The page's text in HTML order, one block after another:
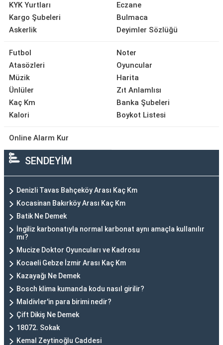
KYK Yurtları
Kargo Şubeleri
Askerlik
Eczane
Bulmaca
Deyimler Sözlüğü
Futbol
Atasözleri
Müzik
Ünlüler
Kaç Km
Kalori
Noter
Oyuncular
Harita
Zıt Anlamlısı
Banka Şubeleri
Boykot Listesi
Online Alarm Kur
SENDEYİM
Denizli Tavas Bahçeköy Arası Kaç Km
Kocasinan Bakırköy Arası Kaç Km
Batik Ne Demek
İngiliz karbonatıyla normal karbonat aynı amaçla kullanılır
mı?
Mucize Doktor Oyuncuları ve Kadrosu
Kocaeli Gebze İzmir Arası Kaç Km
Kazayağı Ne Demek
Bosch klima kumanda kodu nasıl girilir?
Maldivler'in para birimi nedir?
Çift Dikiş Ne Demek
18072. Sokak
Kemal Zeytinoğlu Caddesi